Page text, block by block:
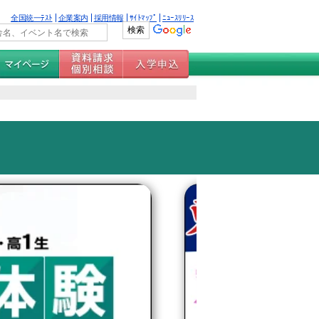
全国統一ﾃｽﾄ 企業案内 採用情報 ｻｲﾄﾏｯﾌﾟ ﾆｭｰｽﾘﾘｰｽ